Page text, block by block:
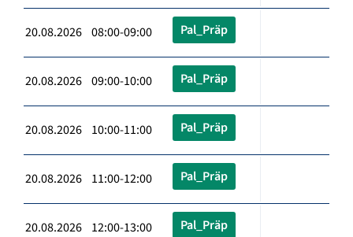
20.08.2026 08:00-09:00 Pal_Präp
20.08.2026 09:00-10:00 Pal_Präp
20.08.2026 10:00-11:00 Pal_Präp
20.08.2026 11:00-12:00 Pal_Präp
20.08.2026 12:00-13:00 Pal_Präp